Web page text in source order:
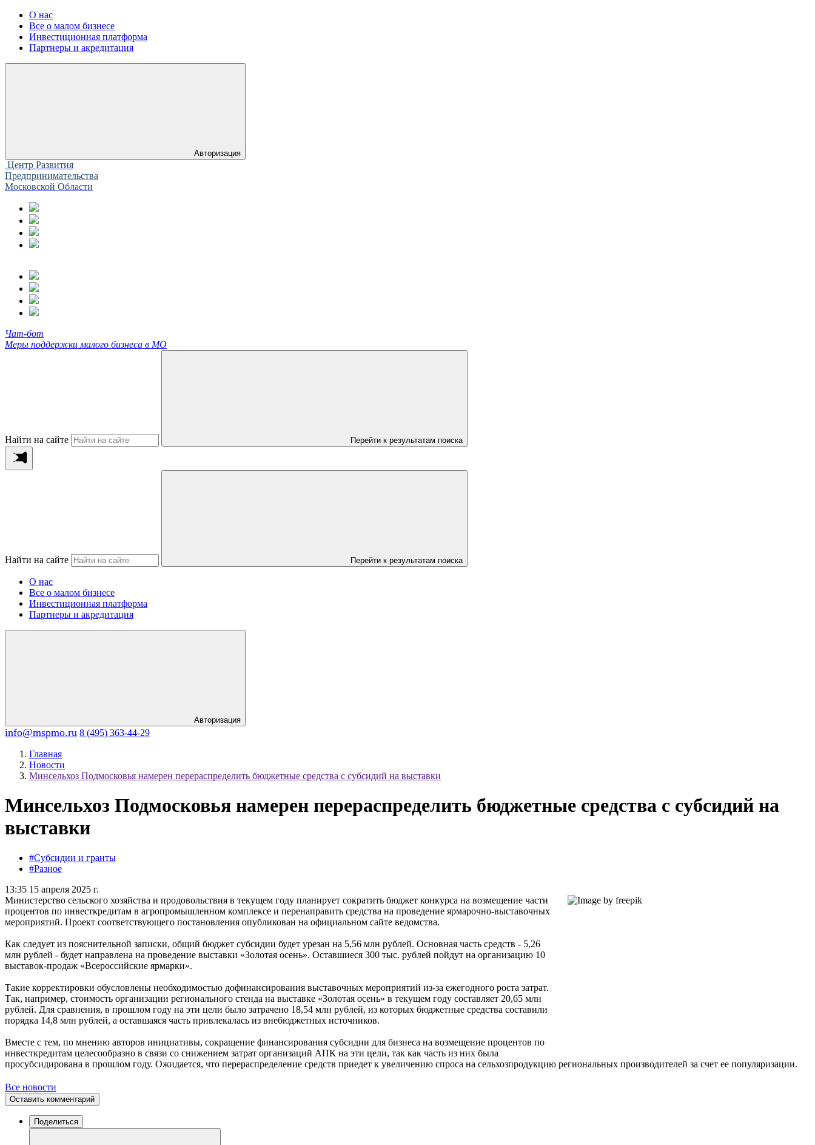
О нас
Все о малом бизнесе
Инвестиционная платформа
Партнеры и акредитация
Авторизация
Центр Развития
Предпринимательства
Московской Области
Чат-бот
Меры поддержки малого бизнеса в МО
Найти на сайте Перейти к результатам поиска
Найти на сайте Перейти к результатам поиска
О нас
Все о малом бизнесе
Инвестиционная платформа
Партнеры и акредитация
Авторизация
info@mspmo.ru 8 (495) 363-44-29
Главная
Новости
Минсельхоз Подмосковья намерен перераспределить бюджетные средства с субсидий на выставки
Минсельхоз Подмосковья намерен перераспределить бюджетные средства с субсидий на
выставки
#Субсидии и гранты
#Разное
13:35 15 апреля 2025 г.
Министерство сельского хозяйства и продовольствия в текущем году планирует сократить бюджет конкурса на возмещение части
процентов по инвесткредитам в агропромышленном комплексе и перенаправить средства на проведение ярмарочно-выставочных
мероприятий. Проект соответствующего постановления опубликован на официальном сайте ведомства.
Как следует из пояснительной записки, общий бюджет субсидии будет урезан на 5,56 млн рублей. Основная часть средств - 5,26
млн рублей - будет направлена на проведение выставки «Золотая осень». Оставшиеся 300 тыс. рублей пойдут на организацию 10
выставок-продаж «Всероссийские ярмарки».
Такие корректировки обусловлены необходимостью дофинансирования выставочных мероприятий из-за ежегодного роста затрат.
Так, например, стоимость организации регионального стенда на выставке «Золотая осень» в текущем году составляет 20,65 млн
рублей. Для сравнения, в прошлом году на эти цели было затрачено 18,54 млн рублей, из которых бюджетные средства составили
порядка 14,8 млн рублей, а оставшаяся часть привлекалась из внебюджетных источников.
Вместе с тем, по мнению авторов инициативы, сокращение финансирования субсидии для бизнеса на возмещение процентов по
инвесткредитам целесообразно в связи со снижением затрат организаций АПК на эти цели, так как часть из них была
просубсидирована в прошлом году. Ожидается, что перераспределение средств приедет к увеличению спроса на сельхозпродукцию региональных производителей за счет ее популяризации.
Все новости
Оставить комментарий
Поделиться